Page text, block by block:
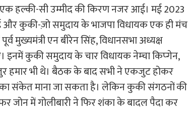
हल्की-सी उम्मीद की किरण नजर आई। मई 2023
कुकी-ज़ो समुदाय के भाजपा विधायक एक ही मंच
मुख्यमंत्री एन बीरेन सिंह, विधानसभा अध्यक्ष
इनमें कुकी समुदाय के चार विधायक नेम्चा किप्गेन,
भी थे। बैठक के बाद सभी ने एकजुट होकर
संकेत माना जा सकता है। लेकिन कुकी संगठनों की
जोन में गोलीबारी ने फिर शंका के बादल पैदा कर